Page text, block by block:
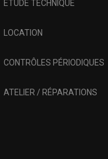
ÉTUDE TECHNIQUE
LOCATION
CONTRÔLES PÉRIODIQUES
ATELIER / RÉPARATIONS